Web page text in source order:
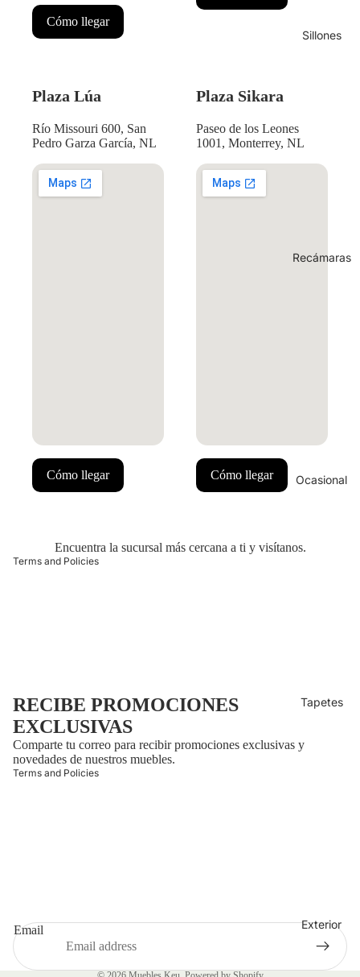
Sillones
Recámaras
Ocasional
Tapetes
Exterior
Cómo llegar
Plaza Lúa
Río Missouri 600, San
Pedro Garza García, NL
Cómo llegar
Plaza Sikara
Paseo de los Leones
1001, Monterrey, NL
Cómo llegar
Encuentra la sucursal más cercana a ti y visítanos.
Terms and Policies
policy
RECIBE PROMOCIONES
EXCLUSIVAS
Comparte tu correo para recibir promociones exclusivas y
novedades de nuestros muebles.
Terms and Policies
policy
service
information
Email